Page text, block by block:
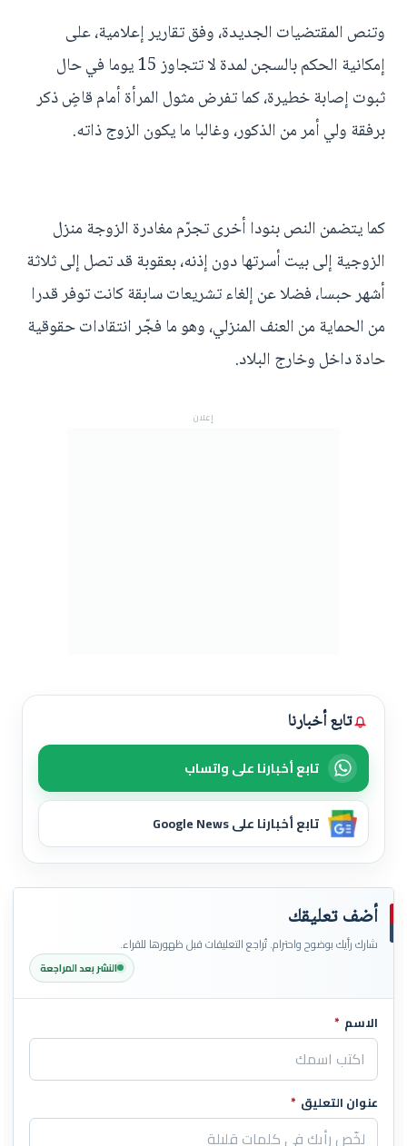
وتنص المقتضيات الجديدة، وفق تقارير إعلامية، على
إمكانية الحكم بالسجن لمدة لا تتجاوز 15 يوما في حال
ثبوت إصابة خطيرة، كما تفرض مثول المرأة أمام قاضٍ ذكر
برفقة ولي أمر من الذكور، وغالبا ما يكون الزوج ذاته.
كما يتضمن النص بنودا أخرى تجرّم مغادرة الزوجة منزل
الزوجية إلى بيت أسرتها دون إذنه، بعقوبة قد تصل إلى ثلاثة
أشهر حبسا، فضلا عن إلغاء تشريعات سابقة كانت توفر قدرا
من الحماية من العنف المنزلي، وهو ما فجّر انتقادات حقوقية
حادة داخل وخارج البلاد.
إعلان
تابع أخبارنا
تابع أخبارنا على واتساب
تابع أخبارنا على Google News
أضف تعليقك
شارك رأيك بوضوح واحترام. تُراجع التعليقات قبل ظهورها للقراء.
النشر بعد المراجعة
اترك هذا الحقل فارغاً
الاسم *
عنوان التعليق *